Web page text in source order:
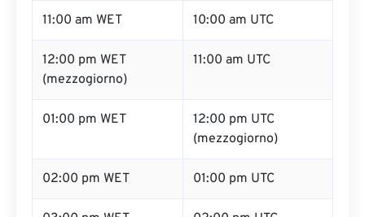
11:00 am WET 10:00 am UTC
12:00 pm WET
(mezzogiorno)
11:00 am UTC
01:00 pm WET
12:00 pm UTC
(mezzogiorno)
02:00 pm WET 01:00 pm UTC